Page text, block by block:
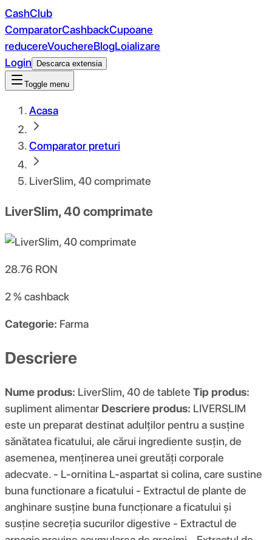
CashClub
ComparatorCashbackCupoane
reducereVouchereBlogLoializare
Login
Descarca extensia
Toggle menu
Acasa
Comparator preturi
LiverSlim, 40 comprimate
LiverSlim, 40 comprimate
28.76 RON
2 %cashback
Categorie: Farma
Descriere
Nume produs: LiverSlim, 40 de tablete Tip produs:
supliment alimentar Descriere produs: LIVERSLIM
este un preparat destinat adulților pentru a susține
sănătatea ficatului, ale cărui ingrediente susțin, de
asemenea, menținerea unei greutăți corporale
adecvate. - L-ornitina L-aspartat si colina, care sustine
buna functionare a ficatului - Extractul de plante de
anghinare susține buna funcționare a ficatului și
susține secreția sucurilor digestive - Extractul de